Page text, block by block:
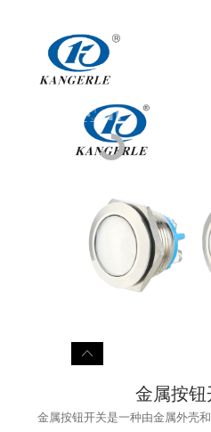
金属按钮
金属按钮开关是一种由金属外壳